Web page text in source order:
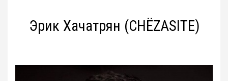
Эрик Хачатрян (CHЁZASITE)